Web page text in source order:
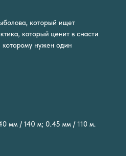
который ищет
который ценит в снасти
которому нужен один
мм / 140 м; 0.45 мм / 110 м.